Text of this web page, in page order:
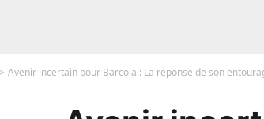
Avenir incertain pour Barcola : La réponse de son